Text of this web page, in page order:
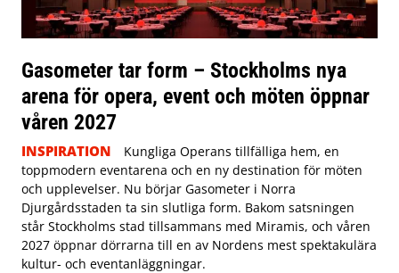
Gasometer tar form – Stockholms nya
arena för opera, event och möten öppnar
våren 2027
INSPIRATION
Kungliga Operans tillfälliga hem, en
toppmodern eventarena och en ny destination för möten
och upplevelser. Nu börjar Gasometer i Norra
Djurgårdsstaden ta sin slutliga form. Bakom satsningen
står Stockholms stad tillsammans med Miramis, och våren
2027 öppnar dörrarna till en av Nordens mest spektakulära
kultur- och eventanläggningar.